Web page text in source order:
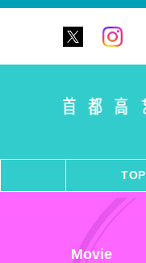
TOP
Movie